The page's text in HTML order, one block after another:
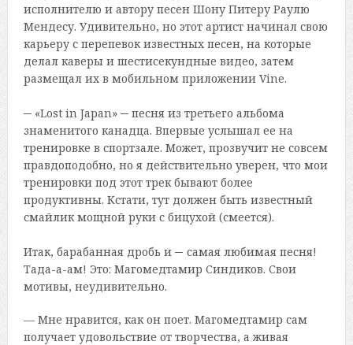
исполнителю и автору песен Шону Питеру Раулю
Мендесу. Удивительно, но этот артист начинал свою
карьеру с перепевок известных песен, на которые
делал каверы и шестисекундные видео, затем
размещал их в мобильном приложении Vine.
–«Lost in Japan» –песня из третьего альбома
знаменитого канадца. Впервые услышал ее на
тренировке в спортзале. Может, прозвучит не совсем
правдоподобно, но я действительно уверен, что мои
тренировки под этот трек бывают более
продуктивны. Кстати, тут должен быть известный
смайлик мощной руки с бицухой (смеется).
Итак, барабанная дробь и – самая любимая песня!
Тада-а-ам! Это: Магомедтамир Синдиков. Свои
мотивы, неудивительно.
— Мне нравится, как он поет. Магомедтамир сам
получает удовольствие от творчества, а живая